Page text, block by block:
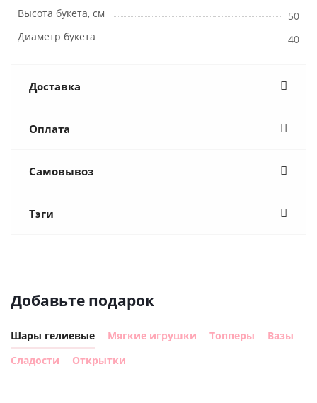
Высота букета, см
50
Диаметр букета
40
Доставка
Оплата
Самовывоз
Тэги
Добавьте подарок
Шары гелиевые Мягкие игрушки Топперы
Вазы
Сладости
Открытки